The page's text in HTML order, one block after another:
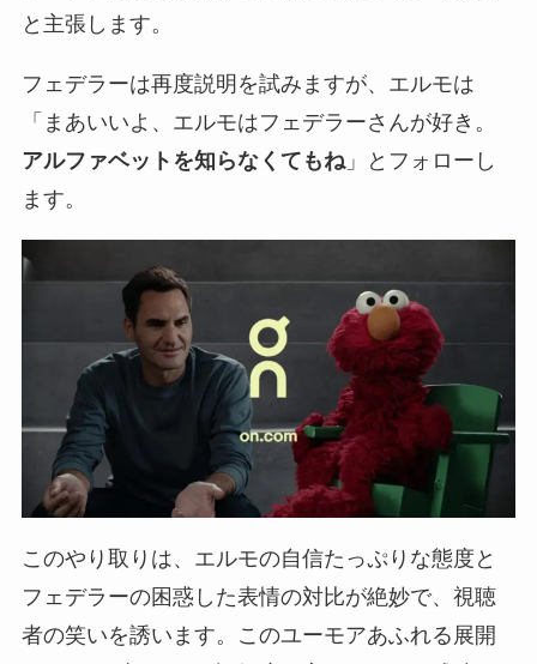
と主張します。
フェデラーは再度説明を試みますが、エルモは
「まあいいよ、エルモはフェデラーさんが好き。
アルファベットを知らなくてもね」とフォローし
ます。
このやり取りは、エルモの自信たっぷりな態度と
フェデラーの困惑した表情の対比が絶妙で、視聴
者の笑いを誘います。このユーモアあふれる展開